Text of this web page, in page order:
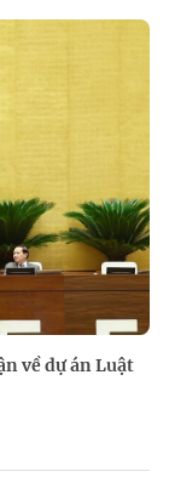
về dự án Luật